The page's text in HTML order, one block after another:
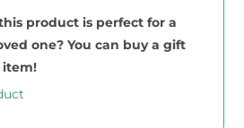
product is perfect for a
one? You can buy a gift
item!